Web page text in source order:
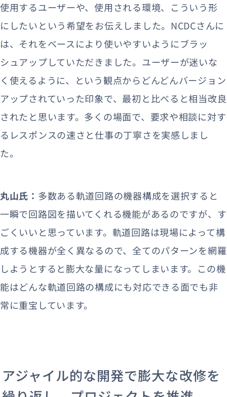
使用するユーザーや、使用される環境、こういう形
にしたいという希望をお伝えしました。NCDCさんに
は、それをベースにより使いやすいようにブラッ
シュアップしていただきました。ユーザーが迷いな
く使えるように、という観点からどんどんバージョン
アップされていった印象で、最初と比べると相当改良
されたと思います。多くの場面で、要求や相談に対す
るレスポンスの速さと仕事の丁寧さを実感しまし
た。
丸山氏： 多数ある軌道回路の機器構成を選択すると
一瞬で回路図を描いてくれる機能があるのですが、す
ごくいいと思っています。軌道回路は現場によって構
成する機器が全く異なるので、全てのパターンを網羅
しようとすると膨大な量になってしまいます。この機
能はどんな軌道回路の構成にも対応できる面でも非
常に重宝しています。
アジャイル的な開発で膨大な改修を